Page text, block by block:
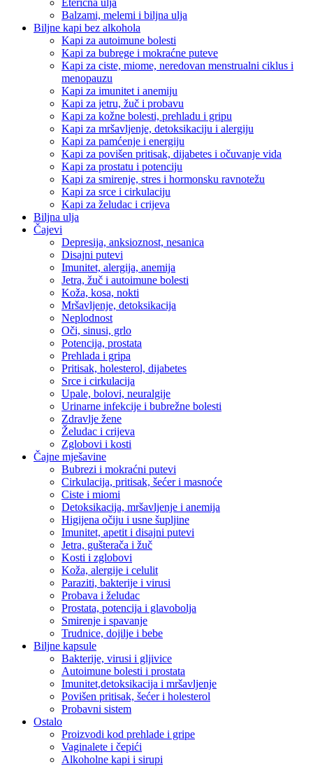
Eterična ulja
Balzami, melemi i biljna ulja
Biljne kapi bez alkohola
Kapi za autoimune bolesti
Kapi za bubrege i mokraćne puteve
Kapi za ciste, miome, neredovan menstrualni ciklus i
menopauzu
Kapi za imunitet i anemiju
Kapi za jetru, žuč i probavu
Kapi za kožne bolesti, prehladu i gripu
Kapi za mršavljenje, detoksikaciju i alergiju
Kapi za pamćenje i energiju
Kapi za povišen pritisak, dijabetes i očuvanje vida
Kapi za prostatu i potenciju
Kapi za smirenje, stres i hormonsku ravnotežu
Kapi za srce i cirkulaciju
Kapi za želudac i crijeva
Biljna ulja
Čajevi
Depresija, anksioznost, nesanica
Disajni putevi
Imunitet, alergija, anemija
Jetra, žuč i autoimune bolesti
Koža, kosa, nokti
Mršavljenje, detoksikacija
Neplodnost
Oči, sinusi, grlo
Potencija, prostata
Prehlada i gripa
Pritisak, holesterol, dijabetes
Srce i cirkulacija
Upale, bolovi, neuralgije
Urinarne infekcije i bubrežne bolesti
Zdravlje žene
Želudac i crijeva
Zglobovi i kosti
Čajne mješavine
Bubrezi i mokraćni putevi
Cirkulacija, pritisak, šećer i masnoće
Ciste i miomi
Detoksikacija, mršavljenje i anemija
Higijena očiju i usne šupljine
Imunitet, apetit i disajni putevi
Jetra, gušterača i žuč
Kosti i zglobovi
Koža, alergije i celulit
Paraziti, bakterije i virusi
Probava i želudac
Prostata, potencija i glavobolja
Smirenje i spavanje
Trudnice, dojilje i bebe
Biljne kapsule
Bakterije, virusi i gljivice
Autoimune bolesti i prostata
Imunitet,detoksikacija i mršavljenje
Povišen pritisak, šećer i holesterol
Probavni sistem
Ostalo
Proizvodi kod prehlade i gripe
Vaginalete i čepići
Alkoholne kapi i sirupi